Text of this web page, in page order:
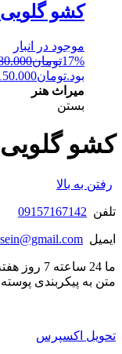
کشو گلویی
موجود در انبار
17%تومان
بود.تومان
میراث هنر
بستن
کشو گلویی
رفتن به بالا
تلفن 09157167142
ایمیل
ما 24
متن به پیکربندی
تحویل اکسپرس